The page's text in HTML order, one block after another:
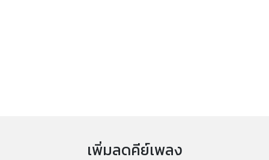
เพิ่มลดคีย์เพลง